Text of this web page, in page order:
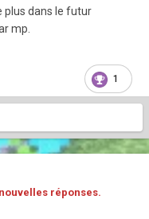
plus dans le futur
mp.
1
réponses.